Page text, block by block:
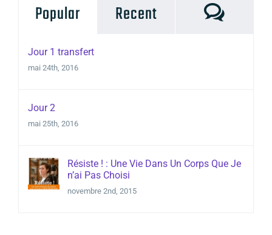
Popular Recent
Jour 1 transfert
mai 24th, 2016
Jour 2
mai 25th, 2016
Résiste ! : Une Vie Dans Un Corps Que Je
n’ai Pas Choisi
novembre 2nd, 2015